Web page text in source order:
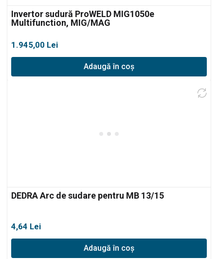
Invertor sudură ProWELD MIG1050e
Multifunction, MIG/MAG
1.945,00 Lei
Adaugă în coș
DEDRA Arc de sudare pentru MB 13/15
4,64 Lei
Adaugă în coș